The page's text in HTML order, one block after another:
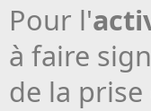
Pour l'
à faire
de la